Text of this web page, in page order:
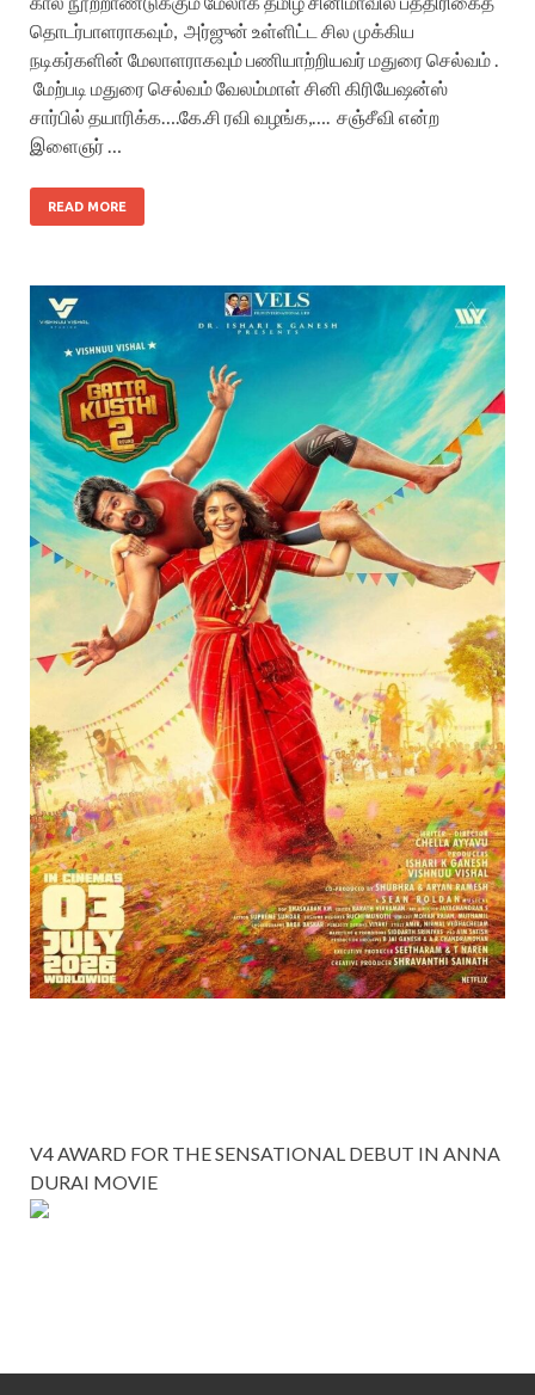
தொடர்பாளராகவும், அர்ஜுன் உள்ளிட்ட சில முக்கிய
நடிகர்களின் மேலாளராகவும் பணியாற்றியவர் மதுரை செல்வம் .
மேற்படி மதுரை செல்வம் வேலம்மாள் சினி கிரியேஷன்ஸ்
சார்பில் தயாரிக்க….கே.சி ரவி வழங்க,…. சஞ்சீவி என்ற
இளைஞர் …
READ MORE
V4 AWARD FOR THE SENSATIONAL DEBUT IN ANNA
DURAI MOVIE